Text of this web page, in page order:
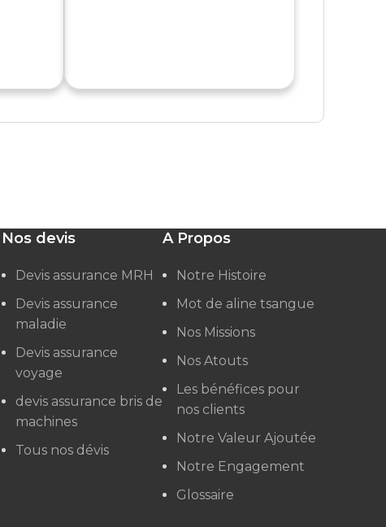
Nos devis
Devis assurance MRH
Devis assurance
maladie
Devis assurance
voyage
devis assurance bris de
machines
Tous nos dévis
A Propos
Notre Histoire
Mot de aline tsangue
Nos Missions
Nos Atouts
Les bénéfices pour
nos clients
Notre Valeur Ajoutée
Notre Engagement
Glossaire